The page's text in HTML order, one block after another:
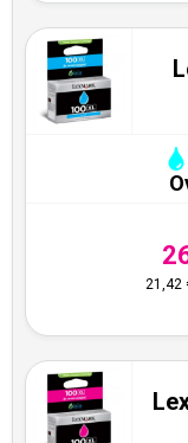
21,42